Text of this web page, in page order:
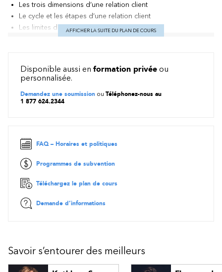
Les trois dimensions d’une relation client
Le cycle et les étapes d’une relation client
Les limites de la situation de service
Les étapes de l’escalade émotive
Obtenir la collaboration du client
Les techniques d’intervention
Exprimer un refus et maintenir la relation client
AFFICHER LA SUITE DU PLAN DE COURS
Disponible aussi en formation privée ou
personnalisée.
Demandez une soumission ou Téléphonez-nous au
1 877 624.2344
FAQ – Horaires et politiques
Programmes de subvention
Téléchargez le plan de cours
Demande d’informations
Savoir s’entourer des meilleurs